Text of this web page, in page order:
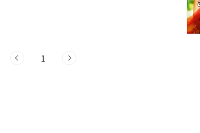
돌아갈 수 있는 시간 여행 능력자 이야기
1